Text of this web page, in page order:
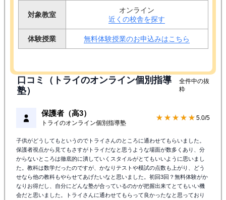
対象教室
オンライン
近くの校舎を探す
体験授業 無料体験授業のお申込みはこちら
口コミ（トライのオンライン個別指導
塾）
全件中の抜
粋
保護者（高3）
トライのオンライン個別指導塾
★★★★★ 5.0/5
子供がどうしてもというのでトライさんのところに通わせてもらいました。
保護者視点から見てもさすがトライだなと思うような場面が数多くあり、分
からないところは徹底的に潰していくスタイルがとてもいいように思いまし
た。教科は数学だったのですが、かなりテストや模試の点数も上がり、どう
せなら他の教科もやらせてあげたいなと思いました。初回3回？無料体験がか
なりお得だし、自分にどんな塾が合っているのかが把握出来てとてもいい機
会だと思いました。トライさんに通わせてもらって良かったなと思っており